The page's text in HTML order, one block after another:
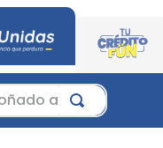
aquí...